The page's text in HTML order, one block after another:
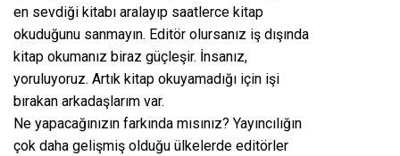
en sevdiği kitabı aralayıp saatlerce kitap
okuduğunu sanmayın. Editör olursanız iş dışında
kitap okumanız biraz güçleşir. İnsanız,
yoruluyoruz. Artık kitap okuyamadığı için işi
bırakan arkadaşlarım var.
Ne yapacağınızın farkında mısınız? Yayıncılığın
çok daha gelişmiş olduğu ülkelerde editörler